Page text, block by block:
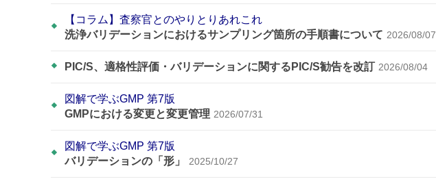
【コラム】査察官とのやりとりあれこれ
洗浄バリデーションにおけるサンプリング箇所の手順書について 2026/08/07
PIC/S、適格性評価・バリデーションに関するPIC/S勧告を改訂 2026/08/04
図解で学ぶGMP 第7版
GMPにおける変更と変更管理 2026/07/31
図解で学ぶGMP 第7版
バリデーションの「形」
2025/10/27